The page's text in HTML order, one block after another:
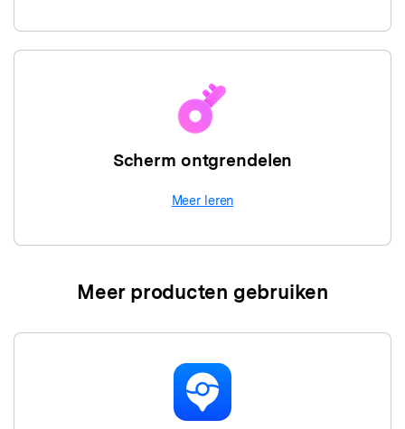
Scherm ontgrendelen
Meer leren
Meer producten gebruiken